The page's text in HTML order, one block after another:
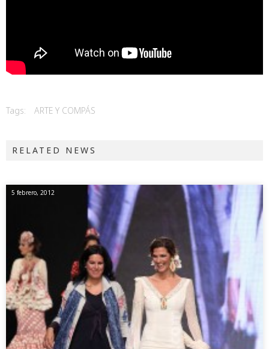
Tags: ARTE Y COMPÁS
RELATED NEWS
5 febrero, 2012